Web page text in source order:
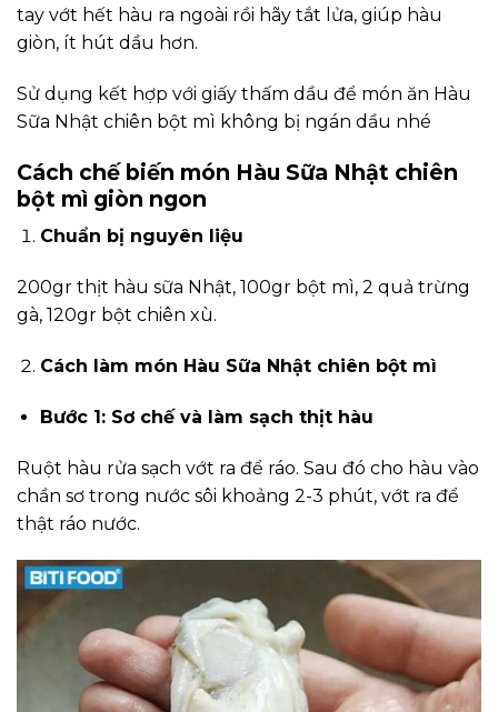
tay vớt hết hàu ra ngoài rồi hãy tắt lửa, giúp hàu
giòn, ít hút dầu hơn.
Sử dụng kết hợp với giấy thấm dầu để món ăn Hàu
Sữa Nhật chiên bột mì không bị ngán dầu nhé
Cách chế biến món Hàu Sữa Nhật chiên
bột mì giòn ngon
Chuẩn bị nguyên liệu
200gr thịt hàu sữa Nhật, 100gr bột mì, 2 quả trừng
gà, 120gr bột chiên xù.
Cách làm món Hàu Sữa Nhật chiên bột mì
Bước 1: Sơ chế và làm sạch thịt hàu
Ruột hàu rửa sạch vớt ra để ráo. Sau đó cho hàu vào
chần sơ trong nước sôi khoảng 2-3 phút, vớt ra để
thật ráo nước.